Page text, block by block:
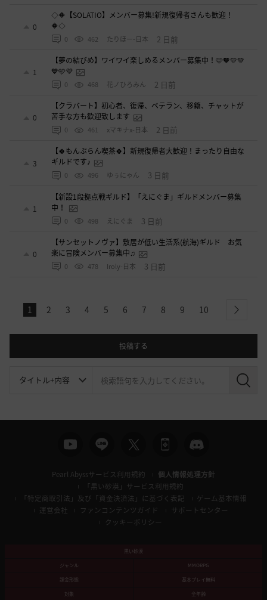
0
◇🔶【SOLATIO】メンバー募集!新規復帰者さんも歓迎！
🔶◇
0 462 たりほー-日本 2 日前
1
【夢の結びめ】ワイワイ楽しめるメンバー募集中！🩷🧡💛💚
💙🩵💜
0 468 花ノひろみん 2 日前
0
【クラバート】初心者、復帰、ベテラン、移籍、チャットが
苦手な方も歓迎致します
0 461 xマキナx-日本 2 日前
3
【🍀もんぶらん喫茶🍀】新規復帰者大歓迎！まったり自由な
ギルドです♪
0 496 ゆぅにゃん 3 日前
1
【新設1段拠点戦ギルド】「えにぐま」ギルドメンバー募集
中！
0 498 えにぐま 3 日前
0
【サンセットノヴァ】敷居が低い生活系(航海)ギルド お気
楽に冒険メンバー募集中♫
0 478 Iroly-日本 3 日前
1 2 3 4 5 6 7 8 9 10 next
投稿する
検
Pearl Abyssサービス利用規約
個人情報処理方針
「黒い砂漠」サービス利用規約
「特定商取引法」及び「資金決済法」に基づく表記
ゲーム基本情報
運営会社
ファンコンテンツガイド
サポートセンター
クッキーポリシー
黒い砂漠
ジャンル
MMORPG
課金形態
基本プレイ無料
対象
全年齢